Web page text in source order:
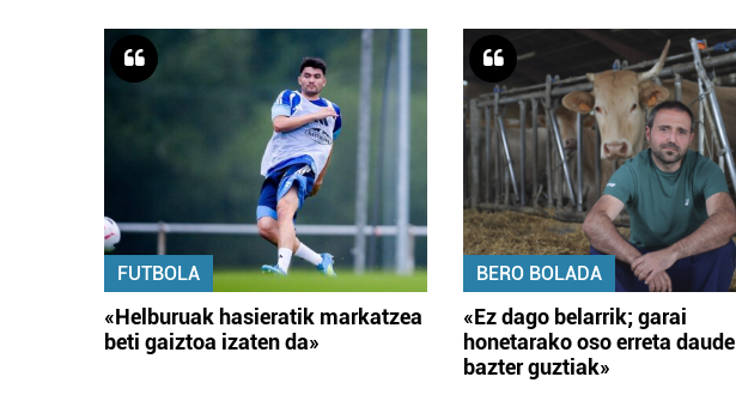
FUTBOLA
«Helburuak hasieratik markatzea
beti gaiztoa izaten da»
BERO BOLADA
«Ez dago belarrik; garai
honetarako oso erreta daude
bazter guztiak»